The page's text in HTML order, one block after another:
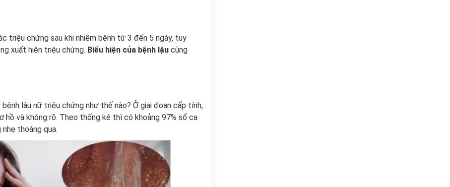
triệu chứng sau khi nhiễm bệnh từ 3 đến 5 ngày, tuy
xuất hiện triệu chứng. Biểu hiện của bệnh lậu cũng
lậu nữ triệu chứng như thế nào? Ở giai đoạn cấp tính,
và không rõ. Theo thống kê thì có khoảng 97% số ca
thoáng qua.